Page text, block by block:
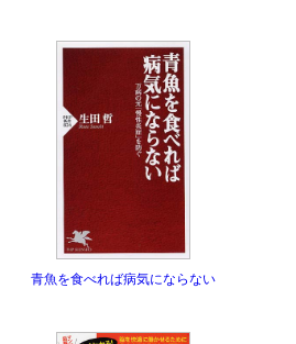
青魚を食べれば病気にならない